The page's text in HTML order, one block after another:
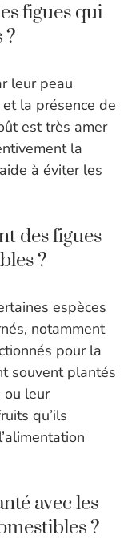
figues qui
?
leur peau
la présence de
est très amer
la
à éviter les
des figues
?
espèces
notamment
pour la
souvent plantés
ou leur
qu’ils
avec les
?